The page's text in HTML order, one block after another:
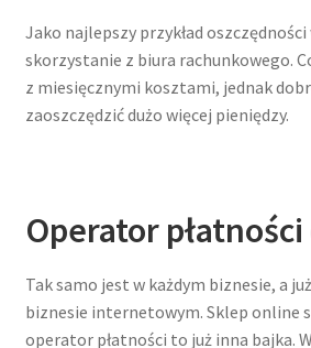
Jako najlepszy przykład
skorzystanie z biura rachunkowego.
z miesięcznymi kosztami, jednak
zaoszczędzić dużo więcej pieniędzy.
Operator
Tak samo jest w każdym biznesie, a
biznesie internetowym. Sklep online
operator płatności to już inna bajka.